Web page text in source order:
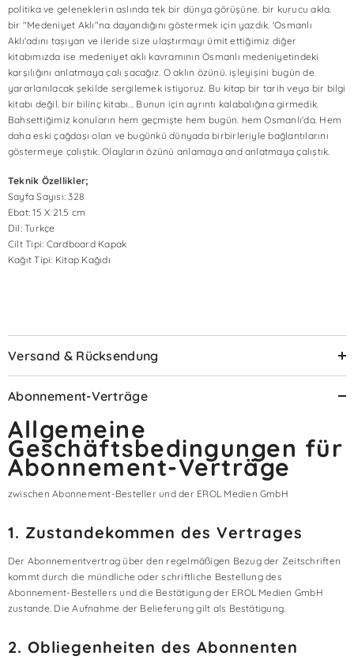
politika ve geleneklerin aslında tek bir dünya görüşüne. bir kurucu akla.
bir "Medeniyet Aklı"na dayandığını göstermek için yazdık. 'Osmanlı
Aklı'adını taşıyan ve ileride size ulaştırmayı ümit ettiğimiz diğer
kitabımızda ise medeniyet aklı kavramının Osmanlı medeniyetindeki
karşılığını anlatmaya çalı şacağız. O aklın özünü. işleyişini bugün de
yararlanılacak şekilde sergilemek istiyoruz. Bu kitap bir tarih veya bir bilgi
kitabı değil. bir bilinç kitabı... Bunun için ayrıntı kalabalığına girmedik.
Bahsettiğimiz konuların hem geçmişte hem bugün. hem Osmanlı'da. Hem
daha eski çağdaşı olan ve bugünkü dünyada birbirleriyle bağlantılarını
göstermeye çalıştık. Olayların özünü anlamaya and anlatmaya çalıştık.
Teknik Özellikler;
Sayfa Sayısı: 328
Ebat: 15 X 21.5 cm
Dil: Turkçe
Cilt Tipi: Cardboard Kapak
Kağıt Tipi: Kitap Kağıdı
Versand & Rücksendung
Abonnement-Verträge
Allgemeine
Geschäftsbedingungen für
Abonnement-Verträge
zwischen Abonnement-Besteller und der EROL Medien GmbH
1. Zustandekommen des Vertrages
Der Abonnementvertrag über den regelmäßigen Bezug der Zeitschriften
kommt durch die mündliche oder schriftliche Bestellung des
Abonnement-Bestellers und die Bestätigung der EROL Medien GmbH
zustande. Die Aufnahme der Belieferung gilt als Bestätigung.
2. Obliegenheiten des Abonnenten